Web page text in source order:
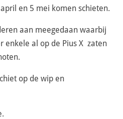
en 5 mei komen schieten.
aan meegedaan waarbij
enkele al op de Pius X zaten
op de wip en